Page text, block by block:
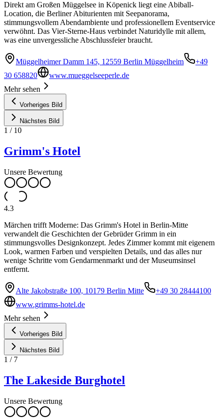
Direkt am Großen Müggelsee in Köpenick liegt eine Abiball-
Location, die Berliner Abiturienten mit Seepanorama,
stimmungsvollem Abendambiente und professionellem Eventservice
verwöhnt. Das Vier-Sterne-Haus verbindet Naturidylle mit allem,
was eine unvergessliche Abschlussfeier braucht.
Müggelheimer Damm 145, 12559 Berlin Müggelheim
+49
30 658820
www.mueggelseeperle.de
Mehr sehen
Vorheriges Bild
Nächstes Bild
1 / 10
Grimm's Hotel
Unsere Bewertung
4.3
Märchen trifft Moderne: Das Grimm's Hotel in Berlin-Mitte
verwandelt die Geschichten der Gebrüder Grimm in ein
stimmungsvolles Designkonzept. Jedes Zimmer kommt mit eigenem
Look, warmen Farben und verspielten Details, und das alles nur
wenige Schritte vom Gendarmenmarkt und der Museumsinsel
entfernt.
Alte Jakobstraße 100, 10179 Berlin Mitte
+49 30 28444100
www.grimms-hotel.de
Mehr sehen
Vorheriges Bild
Nächstes Bild
1 / 7
The Lakeside Burghotel
Unsere Bewertung